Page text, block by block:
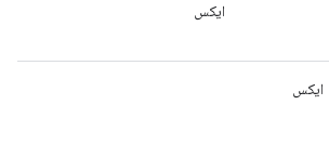
ایکس
ایکس